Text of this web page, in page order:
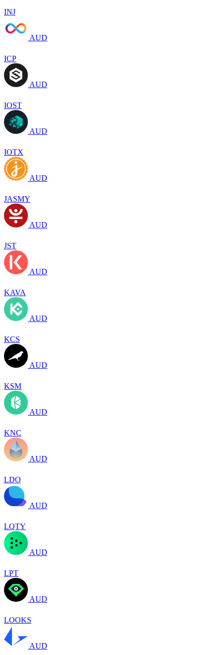
INJ
AUD
ICP
AUD
IOST
AUD
IOTX
AUD
JASMY
AUD
JST
AUD
KAVA
AUD
KCS
AUD
KSM
AUD
KNC
AUD
LDO
AUD
LQTY
AUD
LPT
AUD
LOOKS
AUD